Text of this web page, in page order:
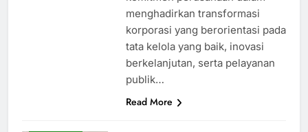
menghadirkan transformasi
korporasi yang berorientasi pada
tata kelola yang baik, inovasi
berkelanjutan, serta pelayanan
publik…
Read More